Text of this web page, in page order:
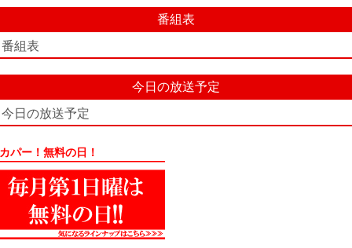
番組表
番組表
今日の放送予定
今日の放送予定
パー！無料の日！